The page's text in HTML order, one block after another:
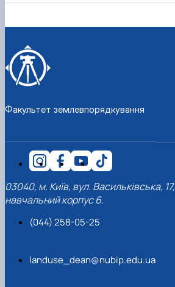
Факультет землевпорядкування
03040, м. Київ, вул. Васильківська, 17,
навчальний корпус 6.
(044) 258-05-25
landuse_dean@nubip.edu.ua